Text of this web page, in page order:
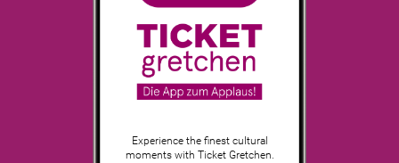
Experience the finest cultural
moments with Ticket Gretchen.